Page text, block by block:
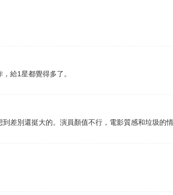
給1星都覺得多了。
差別還挺大的。演員顏值不行，電影質感和垃圾的情